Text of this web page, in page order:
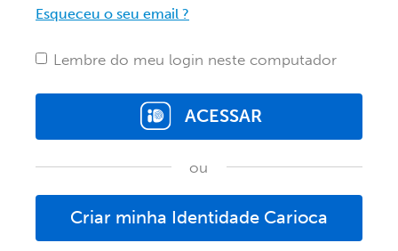
Esqueceu o seu email ?
Lembre do meu login neste computador
ACESSAR
ou
Criar minha Identidade Carioca